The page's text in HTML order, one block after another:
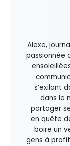
Alexe,
passionnée
s’exilant
dans le
partager
en quête
boire un
gens à